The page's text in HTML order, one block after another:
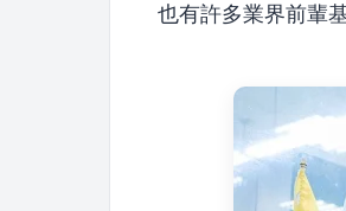
也有許多業界前輩